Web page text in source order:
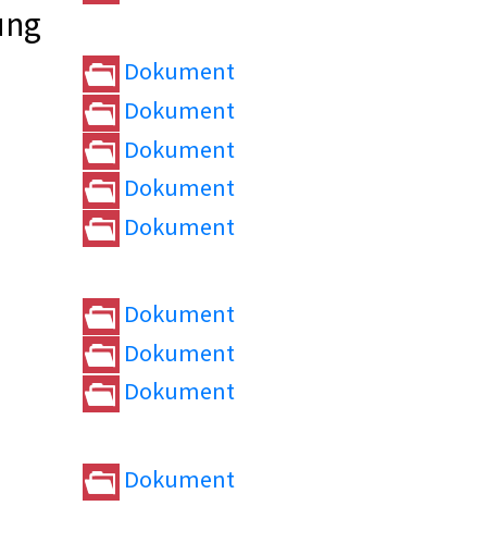
Dokument
Dokument
Dokument
Dokument
Dokument
Dokument
Dokument
Dokument
Dokument